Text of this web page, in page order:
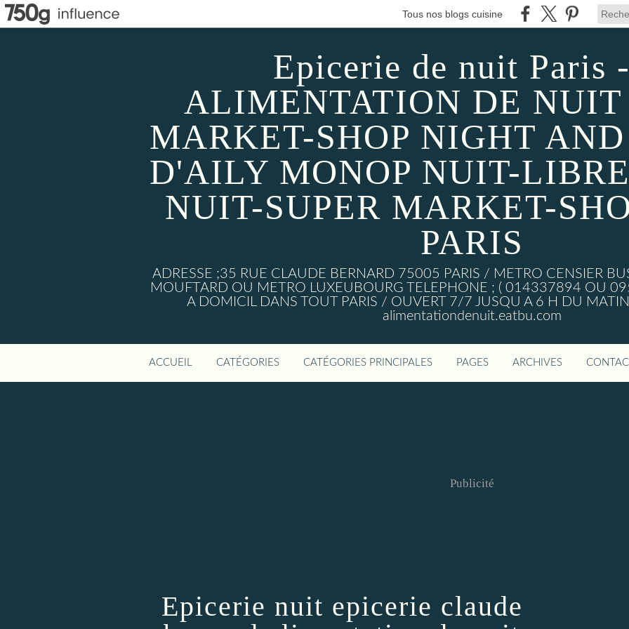
Tous nos blogs cuisine
Epicerie de nuit Paris
ALIMENTATION DE NUIT
MARKET-SHOP NIGHT
D'AILY MONOP NUIT-
NUIT-SUPER MARKET-
PARIS
ADRESSE ;35 RUE CLAUDE BERNARD 75005 PARIS / METRO CENSIER
MOUFTARD OU METRO LUXEUBOURG TELEPHONE ; ( 014337894 OU
A DOMICIL DANS TOUT PARIS / OUVERT 7/7 JUSQU A 6 H DU
alimentationdenuit.eatbu.com
ACCUEIL CATÉGORIES CATÉGORIES PRINCIPALES PAGES ARCHIVES
Publicité
Epicerie nuit epicerie claude